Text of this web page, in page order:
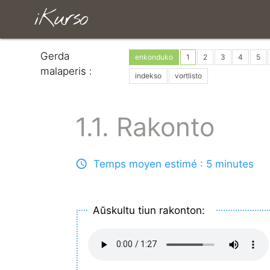
iKurso
Gerda
malaperis :
enkonduko 1 2 3 4 5
indekso vortlisto
1.1. Rakonto
Temps moyen estimé : 5 minutes
Aŭskultu tiun rakonton: